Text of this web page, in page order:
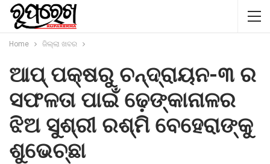
Home ଜିଲ୍ଲା ଖବର
ଆପ୍ ପକ୍ଷରୁ ଚନ୍ଦ୍ରାୟନ-୩ ର
ସଫଳତା ପାଇଁ ଢ଼େଙ୍କାନାଳର
ଝିଅ ସୁଶ୍ରୀ ରଶ୍ମି ବେହେରାଙ୍କୁ
ଶୁଭେଚ୍ଛା